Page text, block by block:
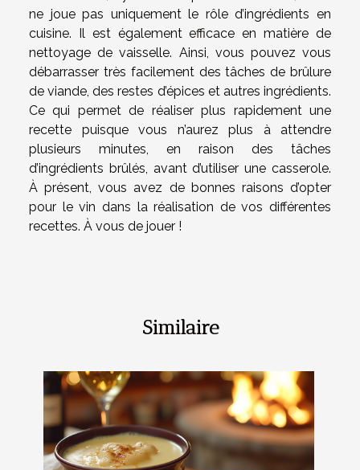
ne joue pas uniquement le rôle d’ingrédients en
cuisine. Il est également efficace en matière de
nettoyage de vaisselle. Ainsi, vous pouvez vous
débarrasser très facilement des tâches de brûlure
de viande, des restes d’épices et autres ingrédients.
Ce qui permet de réaliser plus rapidement une
recette puisque vous n’aurez plus à attendre
plusieurs minutes, en raison des tâches
d’ingrédients brûlés, avant d’utiliser une casserole.
À présent, vous avez de bonnes raisons d’opter
pour le vin dans la réalisation de vos différentes
recettes. À vous de jouer !
Similaire